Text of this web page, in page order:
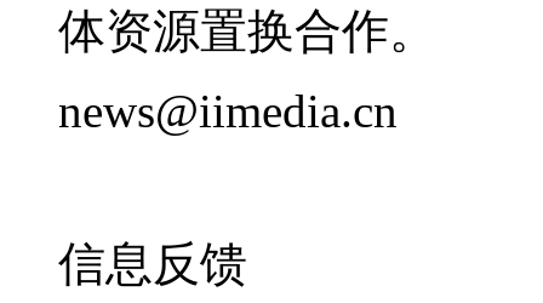
体资源置换合作。
news@iimedia.cn
信息反馈